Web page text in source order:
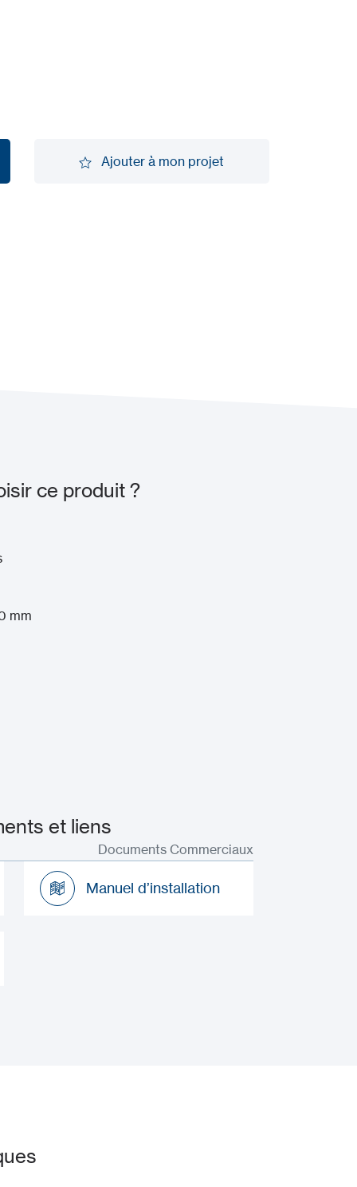
Ajouter à mon projet
ce produit ?
mm
et liens
Documents Commerciaux
Manuel d’installation